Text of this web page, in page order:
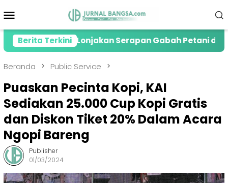
ke
Mobile
Berita Terkini
Lonjakan Serapan Gabah Petani di Jember
Beranda Public Service
Puaskan Pecinta Kopi, KAI
Sediakan 25.000 Cup Kopi Gratis
dan Diskon Tiket 20% Dalam Acara
Ngopi Bareng
Publisher
01/03/2024